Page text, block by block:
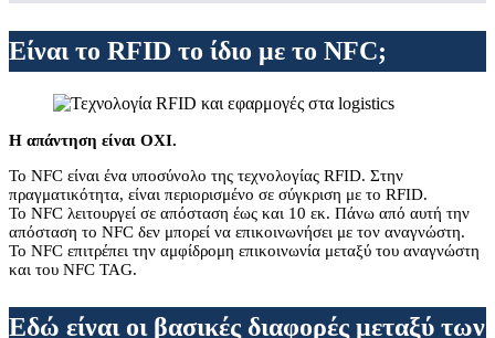
Είναι το RFID το ίδιο με το NFC;
Η απάντηση είναι ΟΧΙ.
Το NFC είναι ένα υποσύνολο της τεχνολογίας RFID. Στην
πραγματικότητα, είναι περιορισμένο σε σύγκριση με το RFID.
Το NFC λειτουργεί σε απόσταση έως και 10 εκ. Πάνω από αυτή την
απόσταση το NFC δεν μπορεί να επικοινωνήσει με τον αναγνώστη.
Το NFC επιτρέπει την αμφίδρομη επικοινωνία μεταξύ του αναγνώστη
και του NFC TAG.
Εδώ είναι οι βασικές διαφορές μεταξύ των